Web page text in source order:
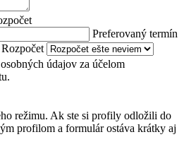
Preferovaný termín
Rozpočet
údajov za účelom
režimu. Ak ste si profily odložili do
profilom a formulár ostáva krátky aj